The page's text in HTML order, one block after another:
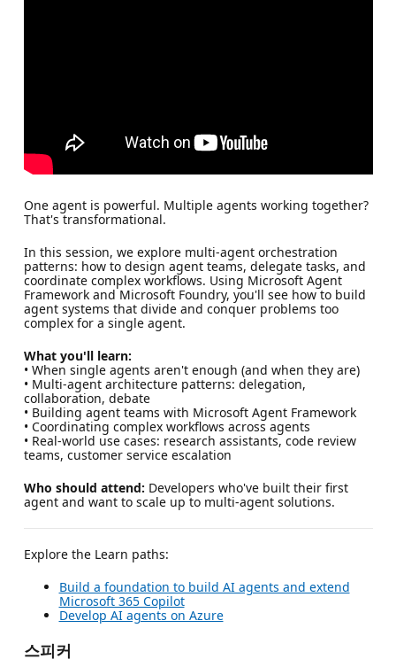
One agent is powerful. Multiple agents working together?
That's transformational.
In this session, we explore multi-agent orchestration
patterns: how to design agent teams, delegate tasks, and
coordinate complex workflows. Using Microsoft Agent
Framework and Microsoft Foundry, you'll see how to build
agent systems that divide and conquer problems too
complex for a single agent.
What you'll learn:
• When single agents aren't enough (and when they are)
• Multi-agent architecture patterns: delegation,
collaboration, debate
• Building agent teams with Microsoft Agent Framework
• Coordinating complex workflows across agents
• Real-world use cases: research assistants, code review
teams, customer service escalation
Who should attend: Developers who've built their first
agent and want to scale up to multi-agent solutions.
Explore the Learn paths:
Build a foundation to build AI agents and extend
Microsoft 365 Copilot
Develop AI agents on Azure
스피커